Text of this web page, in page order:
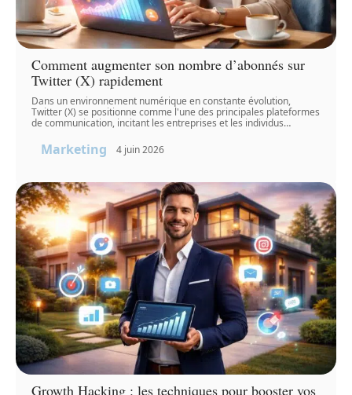
Comment augmenter son nombre d’abonnés sur
Twitter (X) rapidement
Dans un environnement numérique en constante évolution,
Twitter (X) se positionne comme l'une des principales plateformes
de communication, incitant les entreprises et les individus…
Marketing 4 juin 2026
Growth Hacking : les techniques pour booster vos